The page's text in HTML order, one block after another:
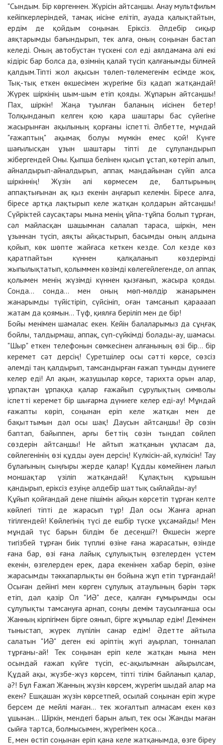
"Сындым. Бір көргеннен. Жүрісін айтсаңшы. Анау мультфильм
кейіпкерлеріндей, тамақ иісіне елітіп, ауада қалықтайтын,
ердім де қойдым соңынан. Еріксіз. Әлдебір сиқыр
аяқтарымды бағындырып, тек алға, оның соңынан бастап
келеді. Оның автобустан түскені сол еді аялдамама әлі екі
кідіріс бар болса да, өзімнің қалай түсіп қалғанымды білмей
қалдым.Тіпті жол ақысын төлеп-төлемегенім есімде жоқ.
Тық-тық еткен өкшесімен жүрегіме біз қадап жатқандай!
Жүрек шіркінің шым-шым етіп қояды. Жұпарын айтсаңшы!
Пах, шіркін! Жаңа туылған баланың иісінен бетер!
Толқынданып келген қою қара шаштары бас сүйегіне
жасырынған ақылының қорғаны іспетті. Әлбетте, мұндай
"ғажаптың" ақымақ болуы мүмкін емес қой! Күнге
шағылысқан ұзын шаштары тіпті де сұлуландырып
жібергендей Оны. Қыпша белінен қысып ұстап, көтеріп алып,
айналдырып-айналдырып, аппақ маңдайынан сүйіп алса
шіркіннің! Жүзін әлі көрмесем де, балтырының
аппақтығынан ақ қыз екенін аңғарып келемін. Біресе алға,
біресе артқа лақтырып келе жатқан қолдарын айтсаңшы!
Сүйріктей саусақтары мына менің ұйпа-тұйпа болып тұрған,
сәл майласқан шашымнан салалап тараса, шіркін, мен
ұзыннан түсіп, аяқты айқастырып, басымды оның алдына
қойып, көк шөпте жайғаса кеткен кезде. Сол кезде көз
қаратпайтын күннен қалқаланып көздерімді
жыпылықтатып, қолыммен көзімді көлегейлегенде, ол аппақ
қолымен менің жүзімді күннен қызғанып, жасыра қояды.
Сонда... сонда... мен оның мөп-мөлдір жанарымен
жанарымды түйістіріп, сүйсініп, оған тамсанып қараааап
жатам да қоямын... Түф, қиялға беріліп мен де бір!
Бойы менімен шамалас екен. Кейін балаларымыз да сұңғақ
бойлы, талдырмаш, аппақ, сүп-сүйкімді болады-ау, шамасы.
"Шыр" еткен телефонын сөмкесінен алғанының өзі бір... бір
керемет сәт дерсің! Суретшілер осы сәтті көрсе, сөзсіз
әлемді таң қалдырып, тамсандырған ғажап туынды дүниеге
келер еді! Ал ақын, жазушылар көрсе, тарихта орын алар,
ұрпақтан ұрпаққа қалар ғажайып сұрулықтың символы
іспетті керемет бір шығарма дүниеге келер еді-ау! Мұндай
ғажапты көріп, соңынан еріп келе жатқан мен де
бақыттымын дәл осы шақ! Даусын айтсаңшы! Әр сөзін
баптап, байыппен, арғы беттің сөзін тыңдап сөйлеп
сөздерін айтсаңшы! Не айтып жатқанын ұқпасам да,
сөйлегенінің өзі құдды әуен дерсің! Күлкісін-ай, күлкісін! Тау
бұлағының сыңғыры жерде қалар! Құдды көмейінен лағыл
моншақтар үзіліп жатқандай! Құлақтың құрышын
қандырып, еріксіз езуіңе әлдебір шаттық сыйлайды-ау!
Құйып қойғандай дене пішімін айқын көрсетіп тұрған келте
көйлегі тіпті де жарасып тұр! Дәл осы Жанға арнап
тігілгендей! Көйлегінің түсі де ешбір түске ұқсамайды! Мен
мұндай түс барын білдім бе десеңші?! Өкшесін жерге
тигізбей тұрған биік түплиі өзіне ғана жарасатын, өзінде
ғана бар, өзі ғана лайық сұлулықтың өзгелерден үстем
екенін, өзгелерден ерек, дара екенінен хабар беріп, өзіне
жарасымды тәккапарлықты өн бойына жұп етіп тұрғандай!
Осыған дейінгі мен көрген сұлулық атаулының бәрін тәрк
етіп, дәл қазір Ол "ИӘ" десе, қалған ғұмырымды осы
сұлулықты тамсануға арнап, соңғы демім таусылғанша осы
Жанның кірпігімен бірге оянып, бірге жұмылар едім! Демімен
тыныстап, жүрек лүпілін санар едім! Әдетте айтыла
салатын "ИӘ" деген екі әріптің жүгі ауырлап, тонналап
тұрғаны-ай! Тек соңынан еріп келе жатқан мына мен
осындай ғажап күйге түсіп, ес-ақылымнан айырылсам,
Құдай ақы, жүзбе-жүз көрсем, тіпті тілім байланып қалар,
ә?! Бұл Ғажап Жанның жүзін көрсем, жүрегім шыдай алар ма
екен? Ешқашан жүзін көрсетпей, осылай соңынан еріп жүре
берсем де мейлі маған... тек жоғалтып алмасам екен көз
ұшынан... Шіркін, мендегі барын алып, тек осы Жанды маған
сыйға тартса, болмысымен, жүрегімен қоса...
Е, мен өстіп соңынан еріп қана келе жатқанымда, өзге біреу